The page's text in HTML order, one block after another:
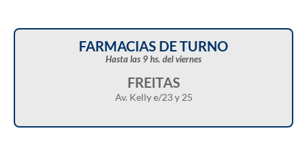
FARMACIAS DE TURNO
Hasta las 9 hs. del viernes
FREITAS
Av. Kelly e/23 y 25